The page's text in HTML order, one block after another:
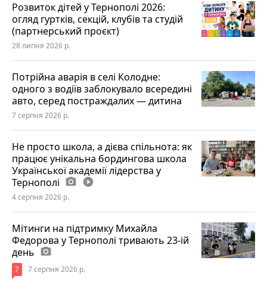
Розвиток дітей у Тернополі 2026:
огляд гуртків, секцій, клубів та студій
(партнерський проєкт)
28 липня 2026 р.
Потрійна аварія в селі Колодне:
одного з водіїв заблокувало всередині
авто, серед постраждалих — дитина
7 серпня 2026 р.
Не просто школа, а дієва спільнота: як
працює унікальна бордингова школа
Української академії лідерства у
Тернополі photo_camera play_circle_filled
4 серпня 2026 р.
Мітинги на підтримку Михайла
Федорова у Тернополі тривають 23-ій
день photo_camera
7 7 серпня 2026 р.